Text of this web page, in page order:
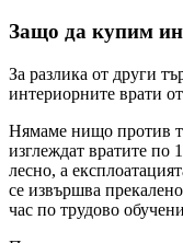
Защо да купим
За разлика от други
интериорните врати
Нямаме нищо против
изглеждат вратите по
лесно, а
се извършва
час по трудово